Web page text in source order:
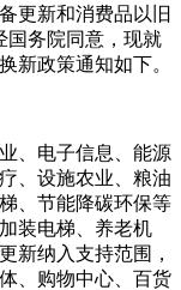
更新和消费品以旧
国务院同意，现就
新政策通知如下。
、电子信息、能源
、设施农业、粮油
、节能降碳环保等
装电梯、养老机
新纳入支持范围，
、购物中心、百货